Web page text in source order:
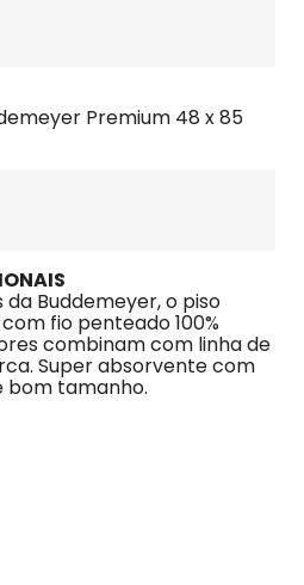
Premium 48 x 85
da Buddemeyer, o piso
fio penteado 100%
combinam com linha de
Super absorvente com
bom tamanho.